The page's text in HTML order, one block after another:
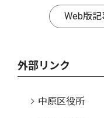
Web版
外部リンク
中原区役所